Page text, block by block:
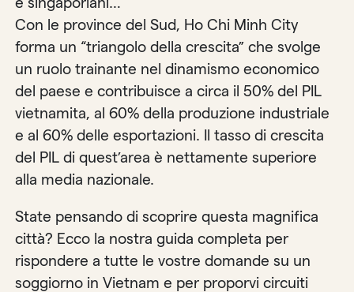
Con le province del Sud, Ho Chi Minh City
forma un “triangolo della crescita” che svolge
un ruolo trainante nel dinamismo economico
del paese e contribuisce a circa il 50% del PIL
vietnamita, al 60% della produzione industriale
e al 60% delle esportazioni. Il tasso di crescita
del PIL di quest’area è nettamente superiore
alla media nazionale.
State pensando di scoprire questa magnifica
città? Ecco la nostra guida completa per
rispondere a tutte le vostre domande su un
soggiorno in Vietnam e per proporvi circuiti